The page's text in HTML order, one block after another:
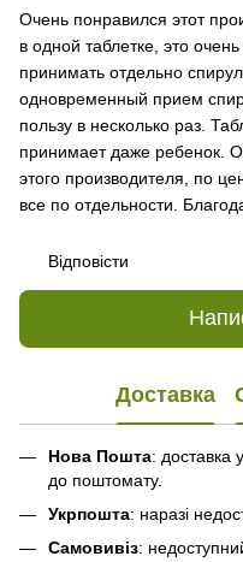
Очень понравился этот
в одной таблетке, это
принимать отдельно
одновременный прием
пользу в несколько раз.
принимает даже ребенок.
этого производителя, по
все по отдельности.
Відповісти
Доставка
Нова Пошта: доставка
до поштомату.
Укрпошта: наразі
Самовивіз: